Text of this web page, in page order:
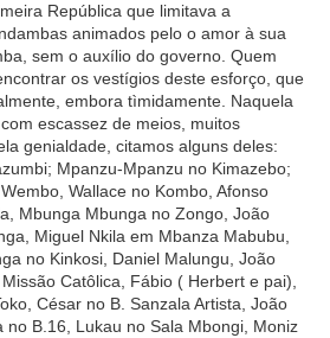
República que limitava a
animados pelo o amor à sua
sem o auxílio do governo. Quem
os vestígios deste esforço, que
embora tìmidamente. Naquela
escassez de meios, muitos
genialdade, citamos alguns deles:
Mpanzu-Mpanzu no Kimazebo;
Wallace no Kombo, Afonso
Mbunga Mbunga no Zongo, João
Miguel Nkila em Mbanza Mabubu,
no Kinkosi, Daniel Malungu, João
Catôlica, Fábio ( Herbert e pai),
César no B. Sanzala Artista, João
no B.16, Lukau no Sala Mbongi, Moniz